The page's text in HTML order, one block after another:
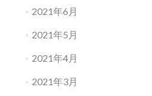
2021年6月
2021年5月
2021年4月
2021年3月